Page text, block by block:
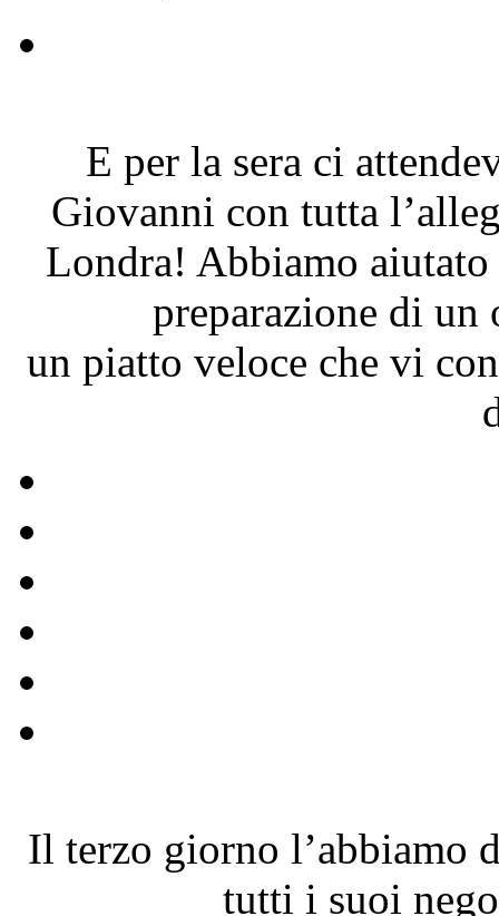
E per la sera ci
Giovanni con tutta
Londra! Abbiamo
preparazione di
un piatto veloce che vi
Il terzo giorno l’abbiamo
tutti i suoi